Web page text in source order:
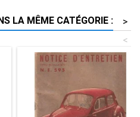
LA MÊME CATÉGORIE :
>
<